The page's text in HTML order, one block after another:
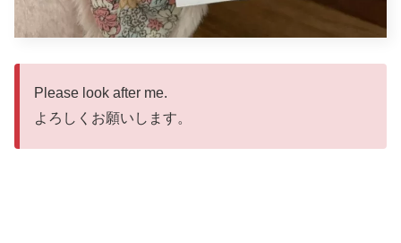
Please look after me.
よろしくお願いします。